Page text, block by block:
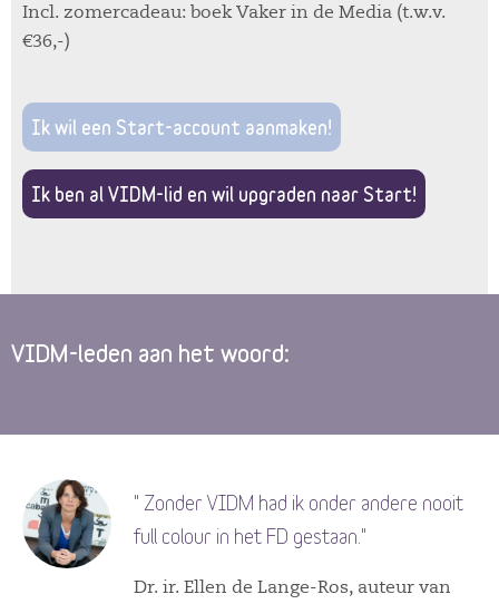
Incl. zomercadeau: boek Vaker in de Media (t.w.v.
€36,-)
Ik wil een Start-account aanmaken!
Ik ben al VIDM-lid en wil upgraden naar Start!
VIDM-leden aan het woord:
" Zonder VIDM had ik onder andere nooit
full colour in het FD gestaan."
Dr. ir. Ellen de Lange-Ros, auteur van